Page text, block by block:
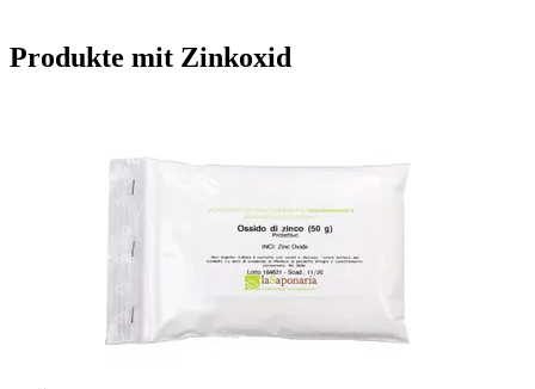
Produkte mit Zinkoxid